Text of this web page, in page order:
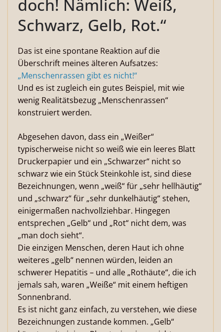
doch! Nämlich: Weiß,
Schwarz, Gelb, Rot.“
Das ist eine spontane Reaktion auf die
Überschrift meines älteren Aufsatzes:
„Menschenrassen gibt es nicht!“
Und es ist zugleich ein gutes Beispiel, mit wie
wenig Realitätsbezug „Menschenrassen“
konstruiert werden.
Abgesehen davon, dass ein „Weißer“
typischerweise nicht so weiß wie ein leeres Blatt
Druckerpapier und ein „Schwarzer“ nicht so
schwarz wie ein Stück Steinkohle ist, sind diese
Bezeichnungen, wenn „weiß“ für „sehr hellhäutig“
und „schwarz“ für „sehr dunkelhäutig“ stehen,
einigermaßen nachvollziehbar. Hingegen
entsprechen „Gelb“ und „Rot“ nicht dem, was
„man doch sieht“.
Die einzigen Menschen, deren Haut ich ohne
weiteres „gelb“ nennen würden, leiden an
schwerer Hepatitis – und alle „Rothäute“, die ich
jemals sah, waren „Weiße“ mit einem heftigen
Sonnenbrand.
Es ist nicht ganz einfach, zu verstehen, wie diese
Bezeichnungen zustande kommen. „Gelb“